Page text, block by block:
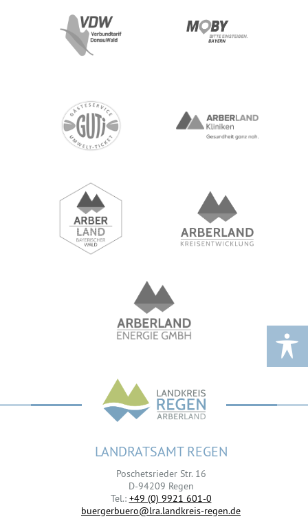
LANDRATSAMT REGEN
Poschetsrieder Str. 16
D-94209 Regen
Tel.: +49 (0) 9921 601-0
buergerbuero@lra.landkreis-regen.de